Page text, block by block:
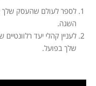
לספר לעולם שהעסק שלך
השגה.
לעניין קהלי יעד
שלך בפועל.